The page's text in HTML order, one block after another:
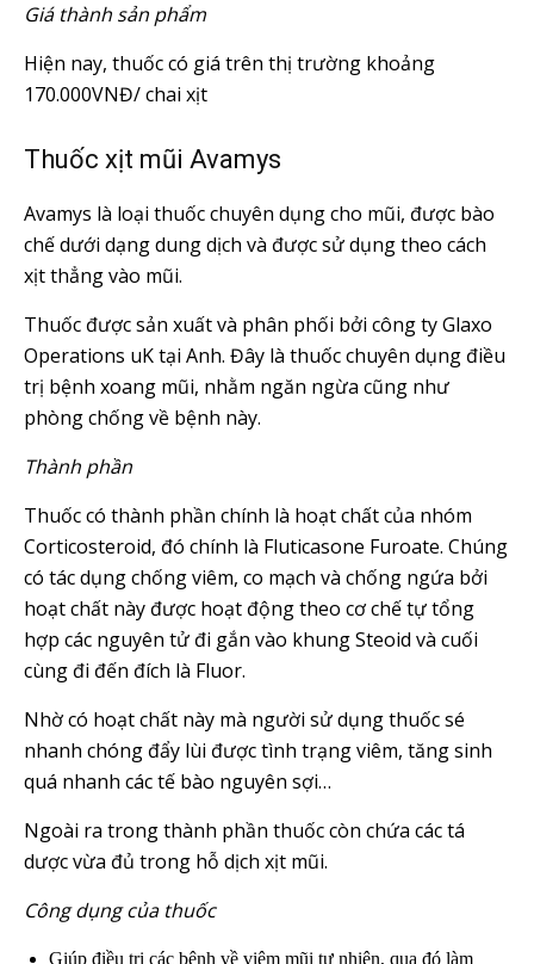
Giá thành sản phẩm
Hiện nay, thuốc có giá trên thị trường khoảng
170.000VNĐ/ chai xịt
Thuốc xịt mũi Avamys
Avamys là loại thuốc chuyên dụng cho mũi, được bào
chế dưới dạng dung dịch và được sử dụng theo cách
xịt thẳng vào mũi.
Thuốc được sản xuất và phân phối bởi công ty Glaxo
Operations uK tại Anh. Đây là thuốc chuyên dụng điều
trị bệnh xoang mũi, nhằm ngăn ngừa cũng như
phòng chống về bệnh này.
Thành phần
Thuốc có thành phần chính là hoạt chất của nhóm
Corticosteroid, đó chính là Fluticasone Furoate. Chúng
có tác dụng chống viêm, co mạch và chống ngứa bởi
hoạt chất này được hoạt động theo cơ chế tự tổng
hợp các nguyên tử đi gắn vào khung Steoid và cuối
cùng đi đến đích là Fluor.
Nhờ có hoạt chất này mà người sử dụng thuốc sé
nhanh chóng đẩy lùi được tình trạng viêm, tăng sinh
quá nhanh các tế bào nguyên sợi…
Ngoài ra trong thành phần thuốc còn chứa các tá
dược vừa đủ trong hỗ dịch xịt mũi.
Công dụng của thuốc
Giúp điều trị các bệnh về viêm mũi tự nhiên, qua đó làm